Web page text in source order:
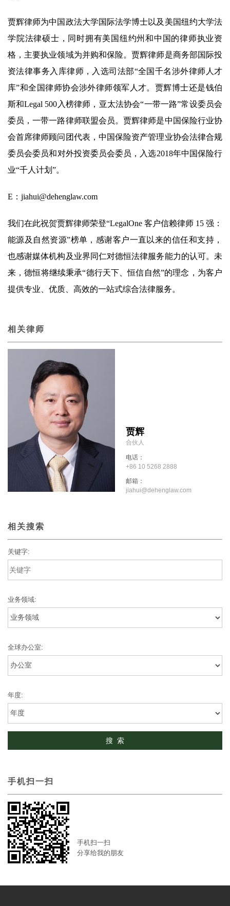
贾辉律师为中国政法大学国际法学博士以及美国纽约大学法
学院法律硕士，同时拥有美国纽约州和中国的律师执业资
格，主要执业领域为并购和保险。贾辉律师是商务部国际投
资法律事务入库律师，入选司法部“全国千名涉外律师人才
库”和全国律师协会涉外律师领军人才。贾辉博士还是钱伯
斯和Legal 500入榜律师，亚太法协会“一带一路”常设委员会
委员，一带一路律师联盟会员。贾辉律师是中国保险行业协
会首席律师顾问团代表，中国保险资产管理业协会法律合规
委员会委员和对外投资委员会委员，入选2018年中国保险行
业“千人计划”。
E：jiahui@dehenglaw.com
我们在此祝贺贾辉律师荣登“LegalOne 客户信赖律师 15 强：
能源及自然资源”榜单，感谢客户一直以来的信任和支持，
也感谢媒体机构及业界同仁对德恒法律服务能力的认可。未
来，德恒将继续秉承“德行天下、恒信自然”的理念，为客户
提供专业、优质、高效的一站式综合法律服务。
相关律师
贾辉
合伙人
电话：
+86 10 5268 2888
邮箱：
jiahui@dehenglaw.com
相关搜索
关键字:
业务领域:
全球办公室:
年度:
手机扫一扫
手机扫一扫
分享给我的朋友